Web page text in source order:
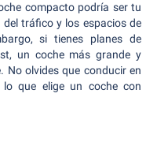
compacto podría ser tu
tráfico y los espacios de
si tienes planes de
un coche más grande y
No olvides que conducir en
lo que elige un coche con